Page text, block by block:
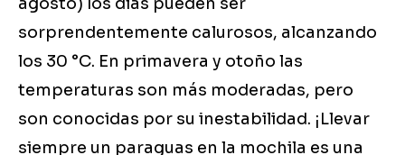
sorprendentemente calurosos, alcanzando
los 30 °C. En primavera y otoño las
temperaturas son más moderadas, pero
son conocidas por su inestabilidad. ¡Llevar
siempre un paraguas en la mochila es una